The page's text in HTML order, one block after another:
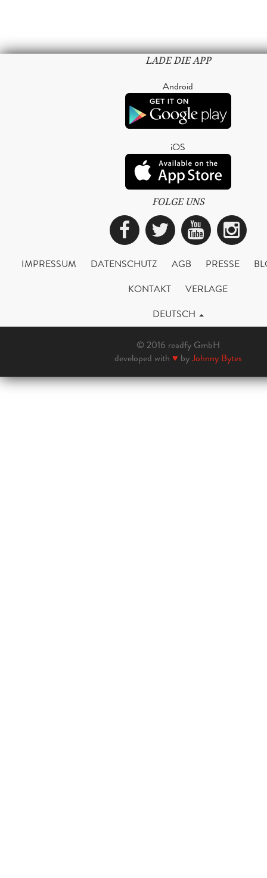
LADE DIE APP
Android
iOS
FOLGE UNS
Facebook
Twitter
IMPRESSUM DATENSCHUTZ AGB PRESSE
KONTAKT
VERLAGE
DEUTSCH
© 2016 readfy GmbH
developed with ♥ byJohnny Bytes